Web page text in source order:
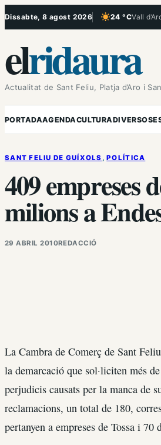
Vés
Dissabte, 8 agost 2026 24 °CVall
, Cel serè
elridaura
Actualitat de Sant Feliu, Platja d’Aro i
PORTADAAGENDACULTURADIVERSOS
SANT FELIU DE GUÍXOLS , POLÍTICA
409 empreses
milions a
29 ABRIL 2010REDACCIÓ
La Cambra de Comerç de Sant
la demarcació que sol·liciten més
perjudicis causats per la manca de
reclamacions, un total de 180,
pertanyen a empreses de Tossa i